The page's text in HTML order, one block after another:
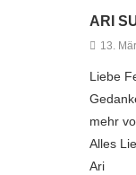
ARI
13.
Liebe
mehr
Alles
Ari